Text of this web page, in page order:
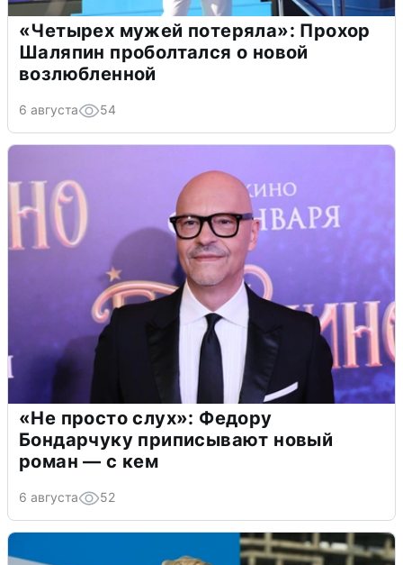
«Четырех мужей потеряла»: Прохор
Шаляпин проболтался о новой
возлюбленной
6 августа 54
«Не просто слух»: Федору
Бондарчуку приписывают новый
роман — с кем
6 августа 52